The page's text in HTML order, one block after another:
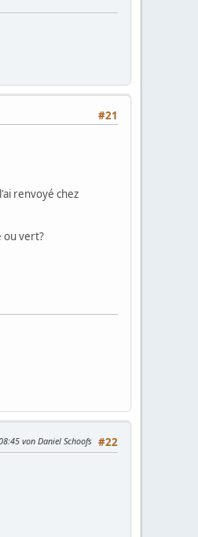
#21
renvoyé chez
ou vert?
#22
von Daniel Schoofs